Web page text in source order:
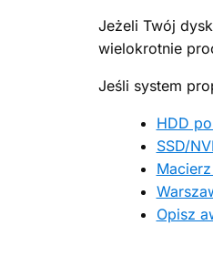
Jeżeli Twój
wielokrotnie
Jeśli system
HDD
SSD/
Opisz